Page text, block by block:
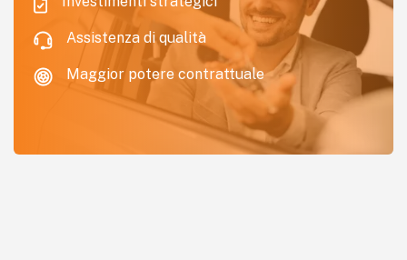
Assistenza di qualità
Maggior potere contrattuale